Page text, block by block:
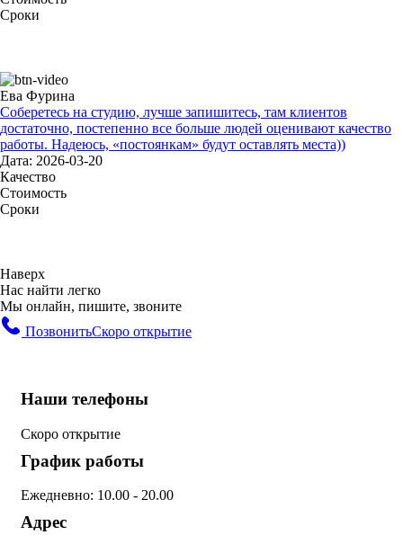
Сроки
Ева Фурина
Соберетесь на студию, лучше запишитесь, там клиентов
достаточно, постепенно все больше людей оценивают качество
работы. Надеюсь, «постоянкам» будут оставлять места))
Дата: 2026-03-20
Качество
Стоимость
Сроки
Наверх
Нас найти легко
Мы онлайн, пишите, звоните
ПозвонитьСкоро открытие
Наши телефоны
Скоро открытие
График работы
Ежедневно: 10.00 - 20.00
Адрес